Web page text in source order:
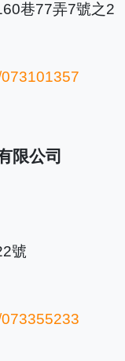
巷77弄7號之2
限公司
號